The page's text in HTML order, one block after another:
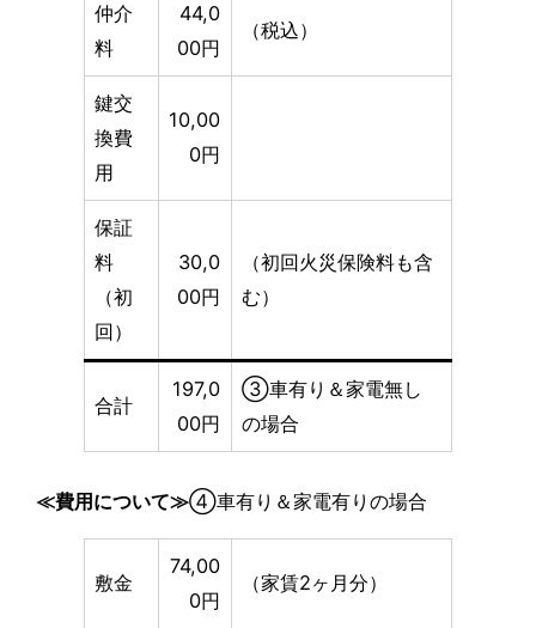
仲介
料
44,0
00円
（税込）
鍵交
換費
用
10,00
0円
保証
料
（初
回）
30,0
00円
（初回火災保険料も含
む）
合計
197,0
00円
③車有り＆家電無し
の場合
≪費用について≫④車有り＆家電有りの場合
敷金
74,00
0円
（家賃2ヶ月分）